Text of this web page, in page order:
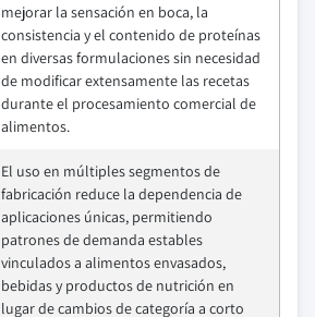
mejorar la sensación en boca, la
consistencia y el contenido de proteínas
en diversas formulaciones sin necesidad
de modificar extensamente las recetas
durante el procesamiento comercial de
alimentos.
El uso en múltiples segmentos de
fabricación reduce la dependencia de
aplicaciones únicas, permitiendo
patrones de demanda estables
vinculados a alimentos envasados,
bebidas y productos de nutrición en
lugar de cambios de categoría a corto